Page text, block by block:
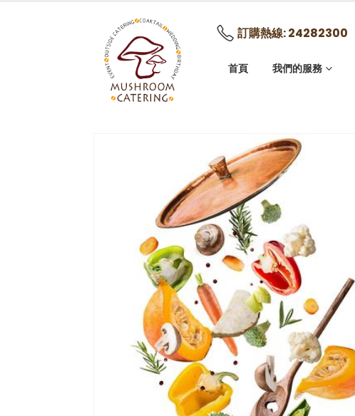
訂購熱線: 24282300
首頁 我們的服務